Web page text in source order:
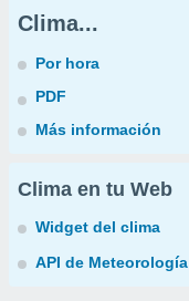
Clima...
Por hora
PDF
Más información
Clima en tu Web
Widget del clima
API de Meteorología